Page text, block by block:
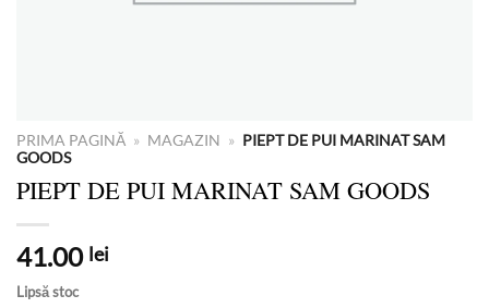
PRIMA PAGINĂ » MAGAZIN » PIEPT DE PUI MARINAT SAM
GOODS
PIEPT DE PUI MARINAT SAM GOODS
41.00 lei
Lipsă stoc